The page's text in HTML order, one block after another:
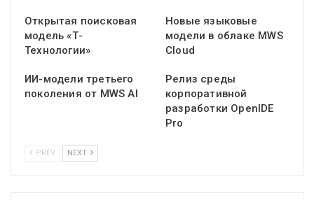
Открытая поисковая
модель «Т-
Технологии»
Новые языковые
модели в облаке MWS
Cloud
ИИ-модели третьего
поколения от MWS AI
Релиз среды
корпоративной
разработки OpenIDE
Pro
PREV NEXT